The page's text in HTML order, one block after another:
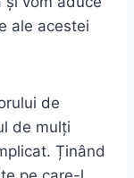
ale acestei
de
de mulți
Ținând